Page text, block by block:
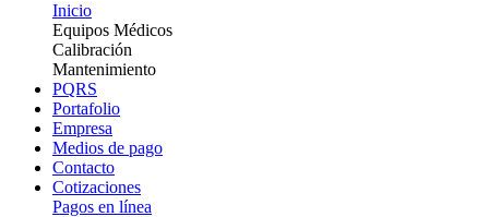
Inicio
Equipos Médicos
Calibración
Mantenimiento
PQRS
Portafolio
Empresa
Medios de pago
Contacto
Cotizaciones
Pagos en línea